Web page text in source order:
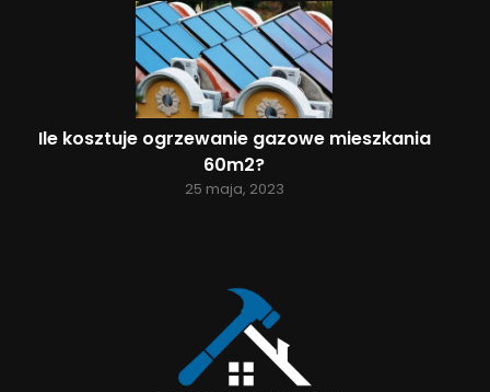
Ile kosztuje ogrzewanie gazowe mieszkania
60m2?
25 maja, 2023